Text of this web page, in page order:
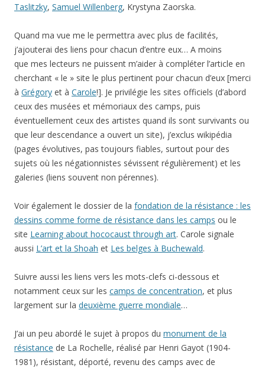
Taslitzky, Samuel Willenberg, Krystyna Zaorska.
Quand ma vue me le permettra avec plus de facilités,
j’ajouterai des liens pour chacun d’entre eux… A moins
que mes lecteurs ne puissent m’aider à compléter l’article en
cherchant « le » site le plus pertinent pour chacun d’eux [merci
à Grégory et à Carole!]. Je privilégie les sites officiels (d’abord
ceux des musées et mémoriaux des camps, puis
éventuellement ceux des artistes quand ils sont survivants ou
que leur descendance a ouvert un site), j’exclus wikipédia
(pages évolutives, pas toujours fiables, surtout pour des
sujets où les négationnistes sévissent régulièrement) et les
galeries (liens souvent non pérennes).
Voir également le dossier de la fondation de la résistance : les
dessins comme forme de résistance dans les camps ou le
site Learning about hococaust through art. Carole signale
aussi L’art et la Shoah et Les belges à Buchewald.
Suivre aussi les liens vers les mots-clefs ci-dessous et
notamment ceux sur les camps de concentration, et plus
largement sur la deuxième guerre mondiale…
J’ai un peu abordé le sujet à propos du monument de la
résistance de La Rochelle, réalisé par Henri Gayot (1904-
1981), résistant, déporté, revenu des camps avec de